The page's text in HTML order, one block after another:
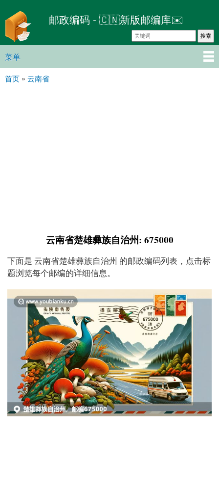
转
主
内
邮政编码 - 🇨🇳新版邮编库✉️
主菜单
菜单
你在这里
首页 » 云南省
云南省楚雄彝族自治州: 675000
下面是 云南省楚雄彝族自治州 的邮政编码列表，点击标
题浏览每个邮编的详细信息。